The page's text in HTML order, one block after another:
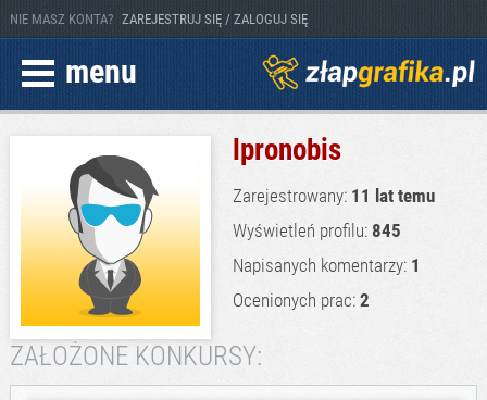
NIE MASZ KONTA? ZAREJESTRUJ SIĘ / ZALOGUJ SIĘ
menu
lpronobis
Zarejestrowany: 11 lat temu
Wyświetleń profilu: 845
Napisanych komentarzy: 1
Ocenionych prac: 2
ZAŁOŻONE KONKURSY: